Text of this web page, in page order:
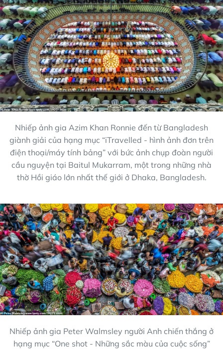
Nhiếp ảnh gia Azim Khan Ronnie đến từ Bangladesh
giành giải của hạng mục “iTravelled - hình ảnh đơn trên
điện thoại/máy tính bảng” với bức ảnh chụp đoàn người
cầu nguyện tại Baitul Mukarram, một trong những nhà
thờ Hồi giáo lớn nhất thế giới ở Dhaka, Bangladesh.
Nhiếp ảnh gia Peter Walmsley người Anh chiến thắng ở
hạng mục “One shot - Những sắc màu của cuộc sống”